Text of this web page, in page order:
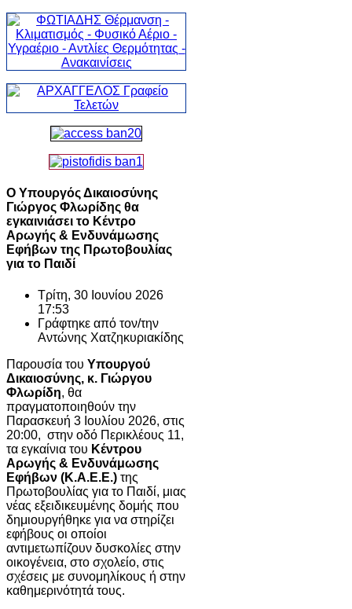
Ο Υπουργός Δικαιοσύνης
Γιώργος Φλωρίδης θα
εγκαινιάσει το Κέντρο
Αρωγής & Ενδυνάμωσης
Εφήβων της Πρωτοβουλίας
για το Παιδί
Τρίτη, 30 Ιουνίου 2026
17:53
Γράφτηκε από τον/την
Αντώνης Χατζηκυριακίδης
Παρουσία του Υπουργού
Δικαιοσύνης, κ. Γιώργου
Φλωρίδη, θα
πραγματοποιηθούν την
Παρασκευή 3 Ιουλίου 2026, στις
20:00, στην οδό Περικλέους 11,
τα εγκαίνια του Κέντρου
Αρωγής & Ενδυνάμωσης
Εφήβων (Κ.Α.Ε.Ε.) της
Πρωτοβουλίας για το Παιδί, μιας
νέας εξειδικευμένης δομής που
δημιουργήθηκε για να στηρίζει
εφήβους οι οποίοι
αντιμετωπίζουν δυσκολίες στην
οικογένεια, στο σχολείο, στις
σχέσεις με συνομηλίκους ή στην
καθημερινότητά τους.